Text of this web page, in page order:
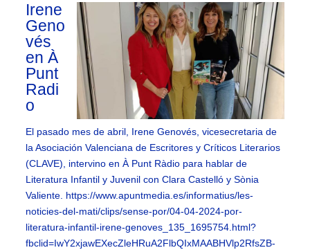
Irene
Geno
vés
en À
Punt
Radi
o
El pasado mes de abril, Irene Genovés, vicesecretaria de
la Asociación Valenciana de Escritores y Críticos Literarios
(CLAVE), intervino en À Punt Ràdio para hablar de
Literatura Infantil y Juvenil con Clara Castelló y Sònia
Valiente. https://www.apuntmedia.es/informatius/les-
noticies-del-mati/clips/sense-por/04-04-2024-por-
literatura-infantil-irene-genoves_135_1695754.html?
fbclid=IwY2xjawEXecZleHRuA2FlbQIxMAABHVlp2RfsZB-